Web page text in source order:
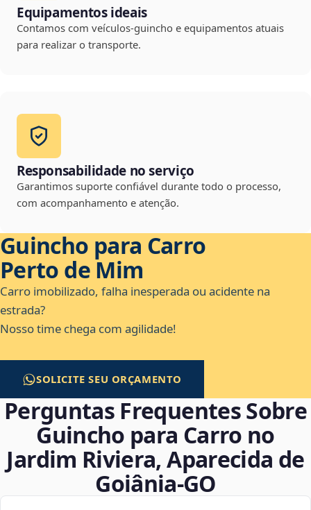
Equipamentos ideais
Contamos com veículos-guincho e equipamentos atuais
para realizar o transporte.
Responsabilidade no serviço
Garantimos suporte confiável durante todo o processo,
com acompanhamento e atenção.
Guincho para Carro
Perto de Mim
Carro imobilizado, falha inesperada ou acidente na
estrada?
Nosso time chega com agilidade!
SOLICITE SEU ORÇAMENTO
Perguntas Frequentes Sobre
Guincho para Carro no
Jardim Riviera, Aparecida de
Goiânia‑GO